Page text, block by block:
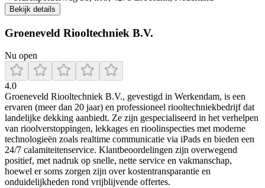
Bekijk details
Groeneveld Riooltechniek B.V.
Nu open
4.0
Groeneveld Riooltechniek B.V., gevestigd in Werkendam, is een
ervaren (meer dan 20 jaar) en professioneel riooltechniekbedrijf dat
landelijke dekking aanbiedt. Ze zijn gespecialiseerd in het verhelpen
van rioolverstoppingen, lekkages en rioolinspecties met moderne
technologieën zoals realtime communicatie via iPads en bieden een
24/7 calamiteitenservice. Klantbeoordelingen zijn overwegend
positief, met nadruk op snelle, nette service en vakmanschap,
hoewel er soms zorgen zijn over kostentransparantie en
onduidelijkheden rond vrijblijvende offertes.